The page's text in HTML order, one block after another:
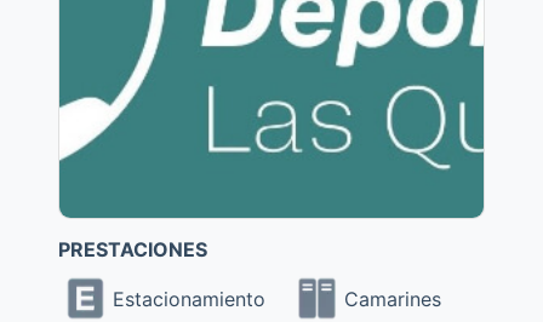
PRESTACIONES
Estacionamiento Camarines